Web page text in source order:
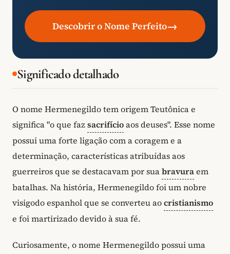
Descobrir o Nome Perfeito→
Significado detalhado
O nome Hermenegildo tem origem Teutônica e
significa "o que fazsacrifícioaos deuses". Esse nome
possui uma forte ligação com a coragem e a
determinação, características atribuídas aos
guerreiros que se destacavam por suabravuraem
batalhas. Na história, Hermenegildo foi um nobre
visigodo espanhol que se converteu aocristianismo
e foi martirizado devido à sua fé.
Curiosamente, o nome Hermenegildo possui uma